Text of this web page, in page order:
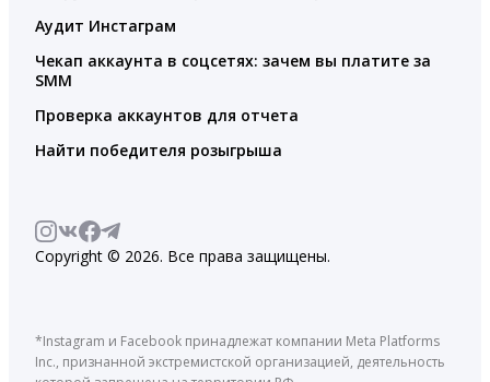
Аудит Инстаграм
Чекап аккаунта в соцсетях: зачем вы платите за
SMM
Проверка аккаунтов для отчета
Найти победителя розыгрыша
Copyright © 2026. Все права защищены.
*Instagram и Facebook принадлежат компании Meta Platforms
Inc., признанной экстремистской организацией, деятельность